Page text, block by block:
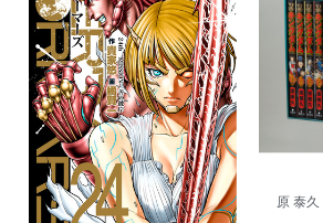
原 泰